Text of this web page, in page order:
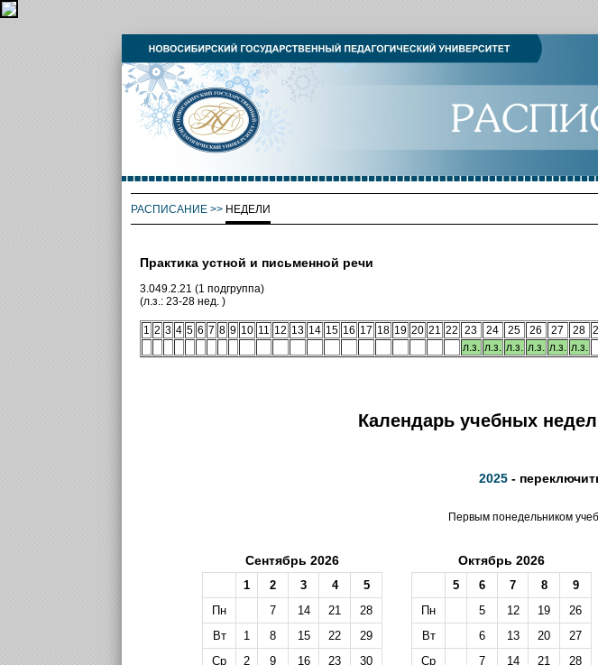
РАСПИСАНИЕ>> НЕДЕЛИ
Практика устной и письменной речи
3.049.2.21 (1 подгруппа)
(л.з.: 23-28 нед. )
1 2 3 4 5 6 7 8 9 10 11 12 13 14 15 16 17 18 19 20 21 22 23 24 25 26 27 28
л.з. л.з. л.з. л.з. л.з. л.з.
Календарь учебных
2025-
Первым понедельником
Сентябрь 2026
1 2 3 4
5
Пн
7 14 21
28
Вт
1 8 15 22
29
Ср
2 9 16 23
30
Октябрь 2026
5 6 7 8
9
Пн
5 12 19
26
Вт
6 13 20
27
Ср
7 14 21
28